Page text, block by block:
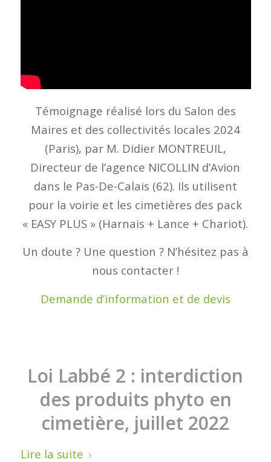
Témoignage réalisé lors du Salon des
Maires et des collectivités locales 2024
(Paris), par M. Didier MONTREUIL,
Directeur de l’agence NICOLLIN d’Avion
dans le Pas-De-Calais (62). Ils utilisent
pour la voirie et les cimetières des pack
« EASY PLUS » (Harnais + Lance + Chariot).
Un doute ? Une question ? N’hésitez pas à
nous contacter !
Demande d’information et de devis
Loi Labbé 2 : interdiction
des produits phyto en
cimetière, juillet 2022
Lire la suite